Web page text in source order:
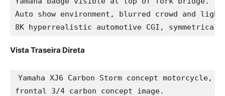
Auto show environment, blurred crowd and
8K hyperrealistic automotive CGI,
Vista Traseira Direta
Yamaha XJ6 Carbon Storm concept
frontal 3/4 carbon concept image.